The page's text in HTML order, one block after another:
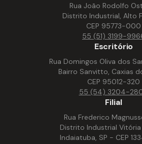
Rua João Rodolfo
Distrito Industrial, Alto
CEP 95773-000
55 (51) 3199-
Escritório
Rua Domingos Oliva dos
Bairro Sanvitto, Caxias
CEP 95012-320
55 (54) 3204-
Filial
Rua Frederico
Distrito Industrial
Indaiatuba, SP - CEP